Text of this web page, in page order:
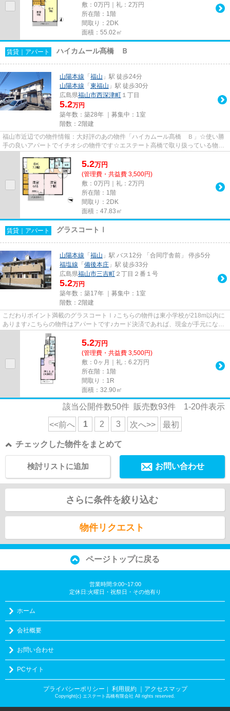
敷：0万円｜礼：2万円
所在階：1階
間取り：2DK
面積：55.02㎡
賃貸｜アパート ハイカムール髙橋 Ｂ
山陽本線 「 福山 」駅 徒歩24分
山陽本線 「 東福山 」駅 徒歩30分
広島県福山市西深津町 １丁目
5.2万円
築年数：築28年 ｜募集中： 1室
階数：2階建
福山市近辺での物件情報：大好評のあの物件「ハイカムール髙橋 Ｂ」☆使い勝
手の良いアパートでイチオシの物件です☆エステート高橋で取り扱っている物件
5.2万円
(管理費・共益費 3,500円)
敷：0万円｜礼：2万円
所在階：1階
間取り：2DK
面積：47.83㎡
賃貸｜アパート グラスコートⅠ
山陽本線 「 福山 」駅 バス12分 「合同庁舎前」 停歩5分
福塩線 「 備後本庄 」駅 徒歩33分
広島県福山市三吉町 ２丁目２番１号
5.2万円
築年数：築17年 ｜募集中： 1室
階数：2階建
こだわりポイント満載のグラスコートⅠ♪こちらの物件は東小学校が218m以内に
あります♪こちらの物件はアパートです♪カード決済であれば、現金が手元になく
てもお支払いできます♪エステー...
5.2万円
(管理費・共益費 3,500円)
敷：0ヶ月｜礼：6.2万円
所在階：1階
間取り：1R
面積：32.90㎡
該当公開件数50件 販売数93件 1-20件表示
<<前へ 1 2 3 次へ>> 最初
チェックした物件をまとめて
お問い合わせ
検討リストに追加
さらに条件を絞り込む
物件リクエスト
ページトップに戻る
営業時間:9:00~17:00
定休日:火曜日・祝祭日・その他有り
ホーム
会社概要
お問い合わせ
PCサイト
プライバシーポリシー ｜ 利用規約 ｜アクセスマップ
Copyright(c) エステート高橋有限会社 All rights reserved.